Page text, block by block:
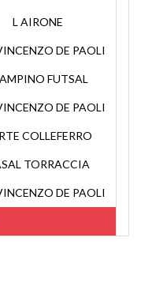
L AIRONE
DE PAOLI
FUTSAL
DE PAOLI
COLLEFERRO
TORRACCIA
DE PAOLI